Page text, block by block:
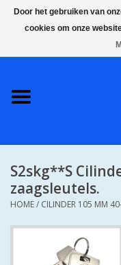
S2 COMPLETE VEILIGE
SKG**
IEDERE GEWENSTE
GEWONE GENUMMERDE
S2skg**S
zaagsleutels.
HOME/ CILINDER 105 MM
Door het gebruiken van
cookies om onze